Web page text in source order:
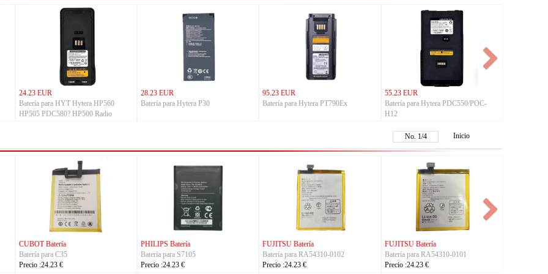
24.23 EUR
Batería para HYT Hytera HP560
HP505 PDC580? HP500 Radio
28.23 EUR
Batería para Hytera P30
95.23 EUR
Batería para Hytera PT790Ex
55.23 EUR
Batería para Hytera PDC550/POC-
H12
No. 1/4 Inicio
FUJITSU Batería
Batería para RA07503-1091
Precio :24.23 €
FUJITSU Batería
Batería para RA07504-1091
Precio :24.23 €
KYOCERA Batería
Batería para 5AAXBT134JAA
Precio :24.23 €
KYOCERA Batería
Batería para 5AAXBT113JAA
Precio :24.23 €